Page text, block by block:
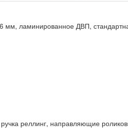
мм, ламинированное ДВП,
реллинг, направляющие